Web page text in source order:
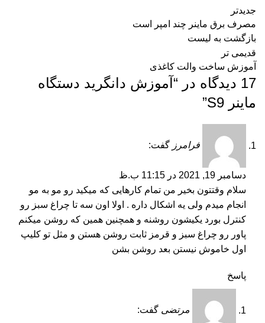
جدیدتر
مصرف برق ماینر چند امپر است
بازگشت به لیست
قدیمی تر
آموزش ساخت والت کاغذی
17 دیدگاه در “
آموزش دانگرید دستگاه
ماینر S9
”
فرامرز گفت:
دسامبر 19, 2021 در 11:15 ب.ظ
سلام وقتتون بخیر من تمام کارهایی که میکید رو مو به مو
انجام میدم ولی یه اشکال داره . اولا اون سه تا چراغ سبز رو
کنترل بورد یکیشون روشنه و همچنین همین که روشن میکنم
پاور رو چراغ سبز و قرمز ثابت روشن هستن و مثل تو کلیپ
اول خاموش نیستن بعد روشن بشن
پاسخ
مرتضی گفت: